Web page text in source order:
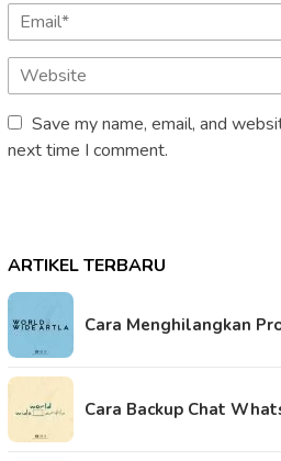
Save my name, email, and
next time I comment.
ARTIKEL TERBARU
Cara Menghilangkan
Cara Backup Chat